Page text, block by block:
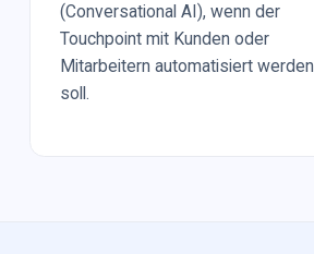
(Conversational AI), wenn der
Touchpoint mit Kunden oder
Mitarbeitern automatisiert werden
soll.